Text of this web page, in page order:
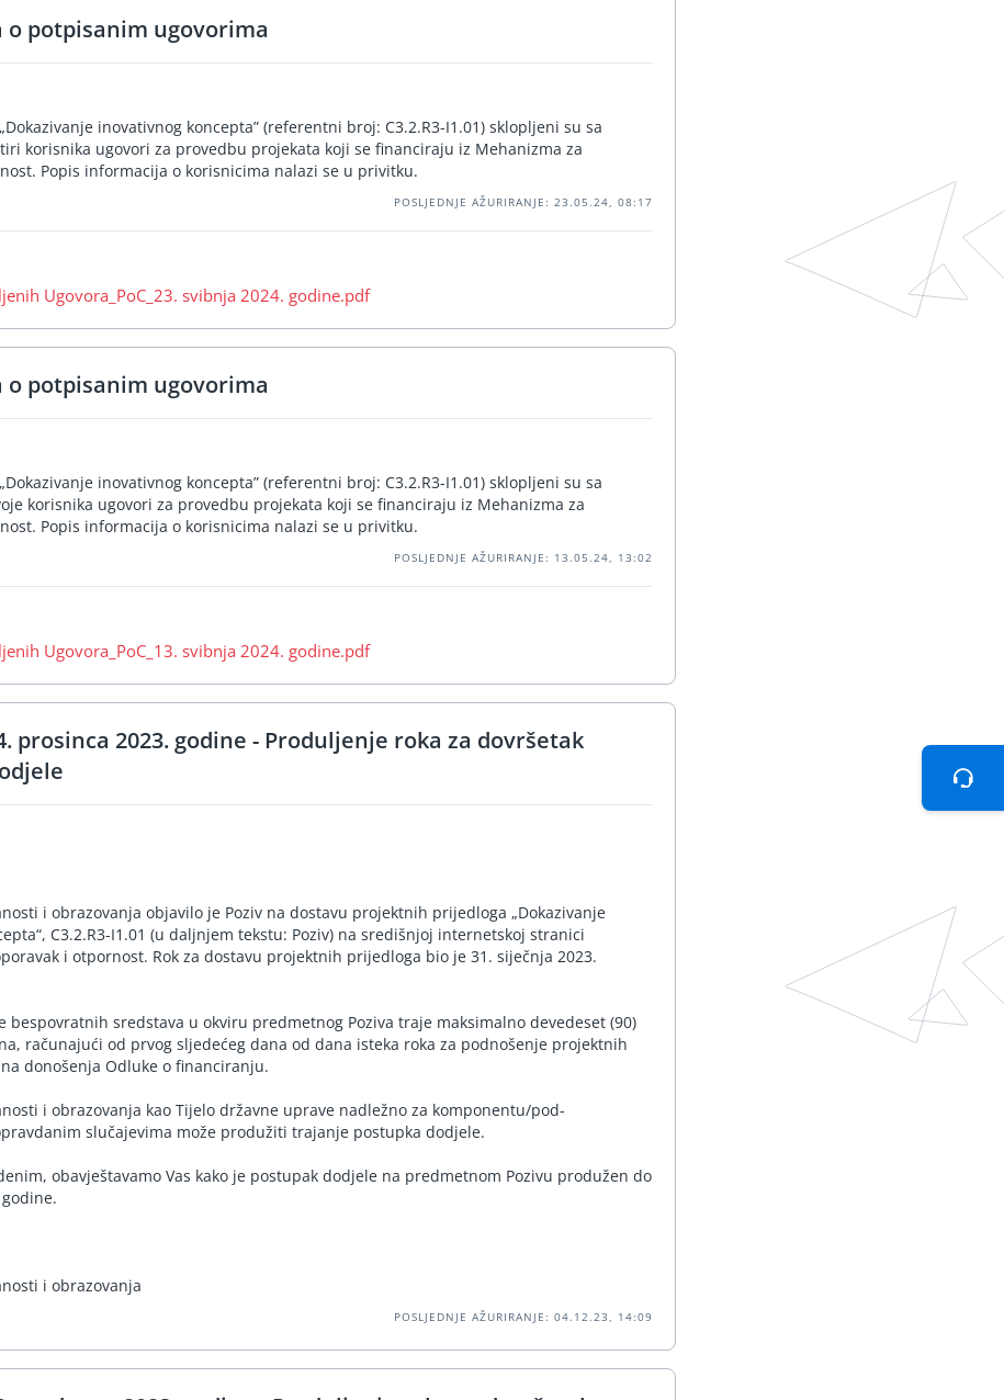
potpisanim ugovorima
inovativnog koncepta” (referentni broj: C3.2.R3-I1.01) sklopljeni su sa
korisnika ugovori za provedbu projekata koji se financiraju iz Mehanizma za
Popis informacija o korisnicima nalazi se u privitku.
POSLJEDNJE AŽURIRANJE: 23.05.24, 08:17
Ugovora_PoC_23. svibnja 2024. godine.pdf
potpisanim ugovorima
inovativnog koncepta” (referentni broj: C3.2.R3-I1.01) sklopljeni su sa
korisnika ugovori za provedbu projekata koji se financiraju iz Mehanizma za
Popis informacija o korisnicima nalazi se u privitku.
POSLJEDNJE AŽURIRANJE: 13.05.24, 13:02
Ugovora_PoC_13. svibnja 2024. godine.pdf
4. prosinca 2023. godine - Produljenje roka za dovršetak
i obrazovanja objavilo je Poziv na dostavu projektnih prijedloga „Dokazivanje
C3.2.R3-I1.01 (u daljnjem tekstu: Poziv) na središnjoj internetskoj stranici
i otpornost. Rok za dostavu projektnih prijedloga bio je 31. siječnja 2023.
bespovratnih sredstava u okviru predmetnog Poziva traje maksimalno devedeset (90)
računajući od prvog sljedećeg dana od dana isteka roka za podnošenje projektnih
donošenja Odluke o financiranju.
i obrazovanja kao Tijelo državne uprave nadležno za komponentu/pod-
slučajevima može produžiti trajanje postupka dodjele.
obavještavamo Vas kako je postupak dodjele na predmetnom Pozivu produžen do
i obrazovanja
POSLJEDNJE AŽURIRANJE: 04.12.23, 14:09